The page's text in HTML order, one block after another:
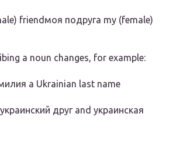
friendмоя подруга my (female)
a noun changes, for example:
a Ukrainian last name
друг and украинская